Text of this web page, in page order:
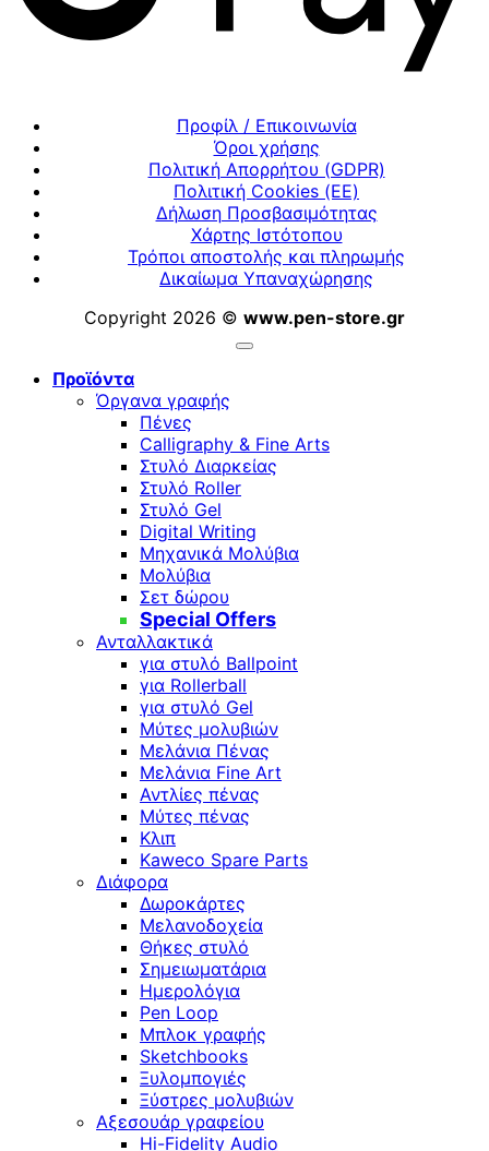
Προφίλ / Επικοινωνία
Όροι χρήσης
Πολιτική Απορρήτου (GDPR)
Πολιτική Cookies (ΕΕ)
Δήλωση Προσβασιμότητας
Χάρτης Ιστότοπου
Τρόποι αποστολής και πληρωμής
Δικαίωμα Υπαναχώρησης
Copyright 2026 © www.pen-store.gr
Προϊόντα
Όργανα γραφής
Πένες
Calligraphy & Fine Arts
Στυλό Διαρκείας
Στυλό Roller
Στυλό Gel
Digital Writing
Μηχανικά Μολύβια
Μολύβια
Σετ δώρου
Special Offers
Ανταλλακτικά
για στυλό Ballpoint
για Rollerball
για στυλό Gel
Μύτες μολυβιών
Μελάνια Πένας
Μελάνια Fine Art
Αντλίες πένας
Μύτες πένας
Κλιπ
Kaweco Spare Parts
Διάφορα
Δωροκάρτες
Μελανοδοχεία
Θήκες στυλό
Σημειωματάρια
Ημερολόγια
Pen Loop
Μπλοκ γραφής
Sketchbooks
Ξυλομπογιές
Ξύστρες μολυβιών
Αξεσουάρ γραφείου
Hi-Fidelity Audio